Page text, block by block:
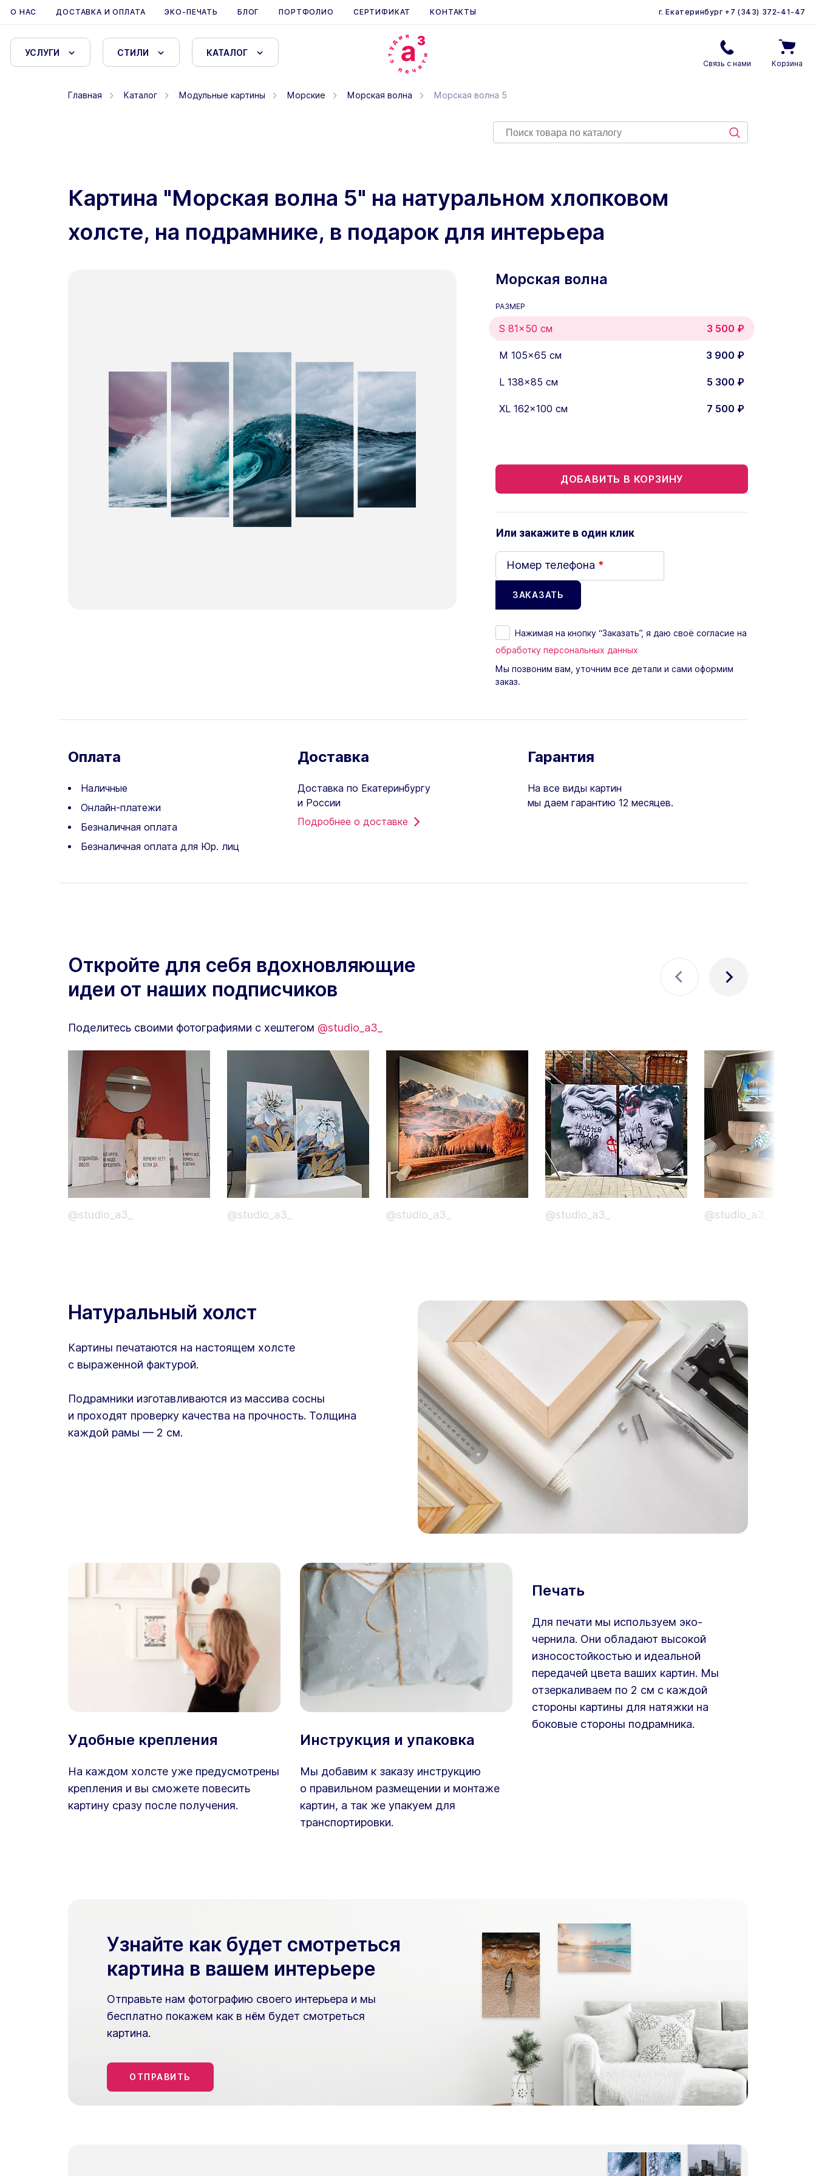
О НАС ДОСТАВКА И ОПЛАТА ЭКО-ПЕЧАТЬ БЛОГ ПОРТФОЛИО СЕРТИФИКАТ КОНТАКТЫ г. Екатеринбург +7 (343) 372-41-47
УСЛУГИ СТИЛИ КАТАЛОГ
Связь с нами Корзина
Главная Каталог Модульные картины Морские Морская волна Морская волна 5
Картина "Морская волна 5" на натуральном хлопковом
холсте, на подрамнике, в подарок для интерьера
Морская волна
РАЗМЕР
S 81x50 см 3 500 ₽
M 105x65 см 3 900 ₽
L 138x85 см 5 300 ₽
XL 162x100 см 7 500 ₽
ДОБАВИТЬ В КОРЗИНУ
Или закажите в один клик
Номер телефона *
Нажимая на кнопку “Заказать”, я даю своё согласие на
обработку персональных данных
Мы позвоним вам, уточним все детали и сами оформим
заказ.
Оплата
Наличные
Онлайн-платежи
Безналичная оплата
Безналичная оплата для Юр. лиц
Доставка
Доставка по Екатеринбургу
и России
Подробнее о доставке
Гарантия
На все виды картин
мы даем гарантию 12 месяцев.
Откройте для себя вдохновляющие
идеи от наших подписчиков
Поделитесь своими фотографиями с хештегом @studio_a3_
@studio_a3_ @studio_a3_ @studio_a3_ @studio_a3_ @studio_a3_
Натуральный холст
Картины печатаются на настоящем холсте
с выраженной фактурой.
Подрамники изготавливаются из массива сосны
и проходят проверку качества на прочность. Толщина
каждой рамы — 2 см.
Удобные крепления
На каждом холсте уже предусмотрены
крепления и вы сможете повесить
картину сразу после получения.
Инструкция и упаковка
Мы добавим к заказу инструкцию
о правильном размещении и монтаже
картин, а так же упакуем для
транспортировки.
Печать
Для печати мы используем эко-
чернила. Они обладают высокой
износостойкостью и идеальной
передачей цвета ваших картин. Мы
отзеркаливаем по 2 см с каждой
стороны картины для натяжки на
боковые стороны подрамника.
Узнайте как будет смотреться
картина в вашем интерьере
Отправьте нам фотографию своего интерьера и мы
бесплатно покажем как в нём будет смотреться
картина.
ОТПРАВИТЬ